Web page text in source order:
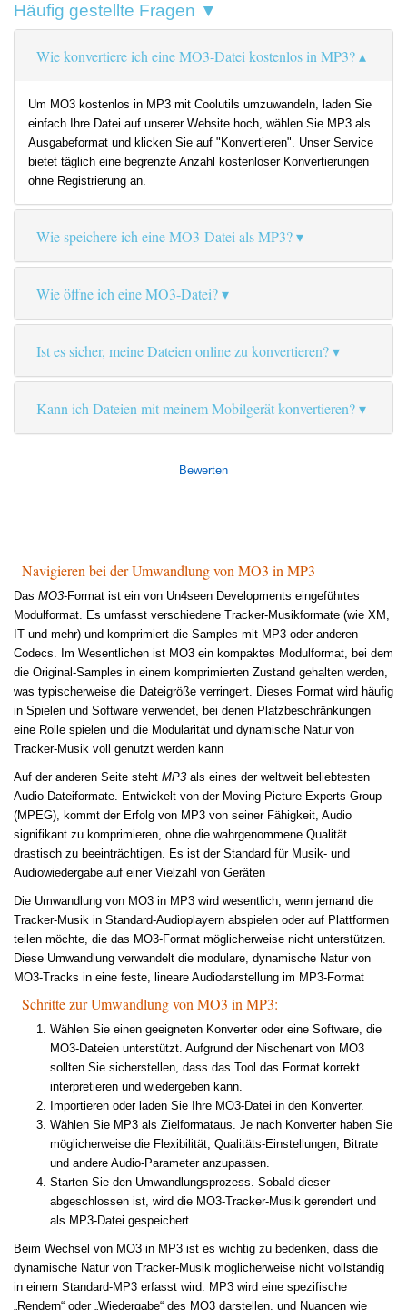
Häufig gestellte Fragen ▼
Wie konvertiere ich eine MO3-Datei kostenlos in MP3?
Um MO3 kostenlos in MP3 mit Coolutils umzuwandeln, laden Sie
einfach Ihre Datei auf unserer Website hoch, wählen Sie MP3 als
Ausgabeformat und klicken Sie auf "Konvertieren". Unser Service
bietet täglich eine begrenzte Anzahl kostenloser Konvertierungen
ohne Registrierung an.
Wie speichere ich eine MO3-Datei als MP3?
Wie öffne ich eine MO3-Datei?
Ist es sicher, meine Dateien online zu konvertieren?
Kann ich Dateien mit meinem Mobilgerät konvertieren?
Bewerten
Navigieren bei der Umwandlung von MO3 in MP3
Das MO3-Format ist ein von Un4seen Developments eingeführtes
Modulformat. Es umfasst verschiedene Tracker-Musikformate (wie XM,
IT und mehr) und komprimiert die Samples mit MP3 oder anderen
Codecs. Im Wesentlichen ist MO3 ein kompaktes Modulformat, bei dem
die Original-Samples in einem komprimierten Zustand gehalten werden,
was typischerweise die Dateigröße verringert. Dieses Format wird häufig
in Spielen und Software verwendet, bei denen Platzbeschränkungen
eine Rolle spielen und die Modularität und dynamische Natur von
Tracker-Musik voll genutzt werden kann
Auf der anderen Seite steht MP3 als eines der weltweit beliebtesten
Audio-Dateiformate. Entwickelt von der Moving Picture Experts Group
(MPEG), kommt der Erfolg von MP3 von seiner Fähigkeit, Audio
signifikant zu komprimieren, ohne die wahrgenommene Qualität
drastisch zu beeinträchtigen. Es ist der Standard für Musik- und
Audiowiedergabe auf einer Vielzahl von Geräten
Die Umwandlung von MO3 in MP3 wird wesentlich, wenn jemand die
Tracker-Musik in Standard-Audioplayern abspielen oder auf Plattformen
teilen möchte, die das MO3-Format möglicherweise nicht unterstützen.
Diese Umwandlung verwandelt die modulare, dynamische Natur von
MO3-Tracks in eine feste, lineare Audiodarstellung im MP3-Format
Schritte zur Umwandlung von MO3 in MP3:
Wählen Sie einen geeigneten Konverter oder eine Software, die
MO3-Dateien unterstützt. Aufgrund der Nischenart von MO3
sollten Sie sicherstellen, dass das Tool das Format korrekt
interpretieren und wiedergeben kann.
Importieren oder laden Sie Ihre MO3-Datei in den Konverter.
Wählen Sie MP3 als Zielformataus. Je nach Konverter haben Sie
möglicherweise die Flexibilität, Qualitäts-Einstellungen, Bitrate
und andere Audio-Parameter anzupassen.
Starten Sie den Umwandlungsprozess. Sobald dieser
abgeschlossen ist, wird die MO3-Tracker-Musik gerendert und
als MP3-Datei gespeichert.
Beim Wechsel von MO3 in MP3 ist es wichtig zu bedenken, dass die
dynamische Natur von Tracker-Musik möglicherweise nicht vollständig
in einem Standard-MP3 erfasst wird. MP3 wird eine spezifische
„Rendern“ oder „Wiedergabe“ des MO3 darstellen, und Nuancen wie